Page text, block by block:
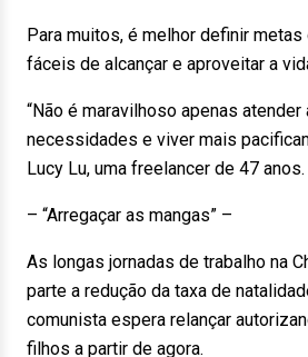
Para muitos, é melhor definir
fáceis de alcançar e aproveitar a
“Não é maravilhoso apenas atender
necessidades e viver mais
Lucy Lu, uma freelancer de 47 anos.
– “Arregaçar as mangas” –
As longas jornadas de trabalho na
parte a redução da taxa de
comunista espera relançar
filhos a partir de agora.